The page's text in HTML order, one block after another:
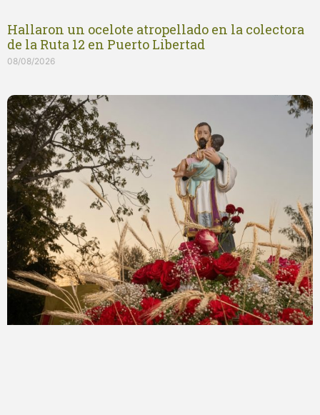
Hallaron un ocelote atropellado en la colectora
de la Ruta 12 en Puerto Libertad
08/08/2026